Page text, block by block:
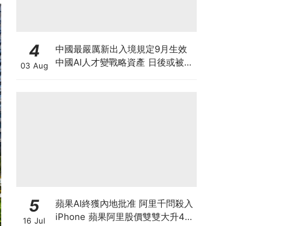
4
03 Aug
中國最嚴厲新出入境規定9月生效
中國AI人才變戰略資產 日後或被嚴
5
16 Jul
蘋果AI終獲內地批准 阿里千問殺入
iPhone 蘋果阿里股價雙雙大升4%